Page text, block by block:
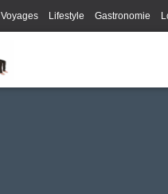
Voyages Lifestyle Gastronomie